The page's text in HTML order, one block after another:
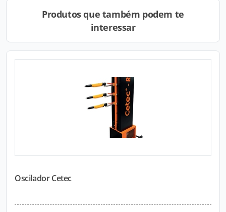
Produtos que também podem te
interessar
Oscilador Cetec